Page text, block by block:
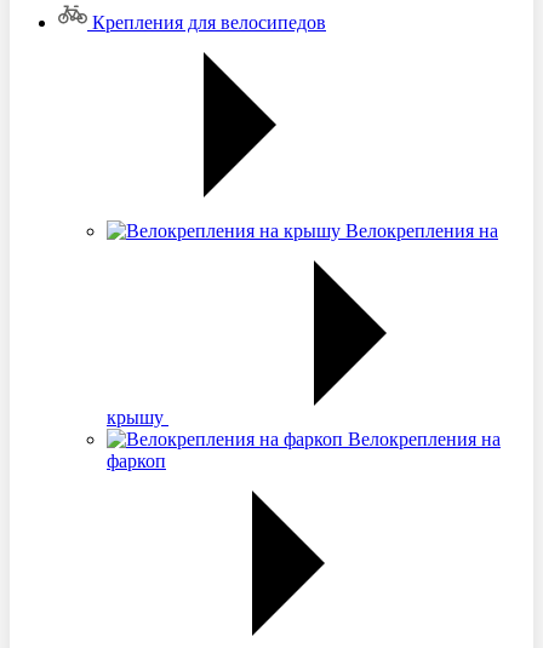
Крепления для велосипедов
Велокрепления на
крышу
Велокрепления на
фаркоп